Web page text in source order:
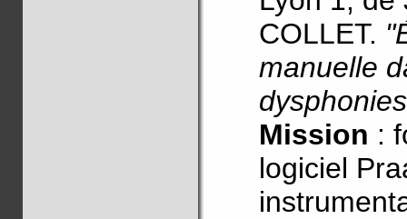
COLLET.
manuelle
Mission :
logiciel